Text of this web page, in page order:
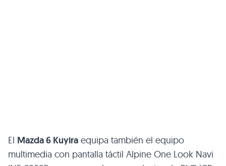
El Mazda 6 Kuyira equipa también el equipo
multimedia con pantalla táctil Alpine One Look Navi